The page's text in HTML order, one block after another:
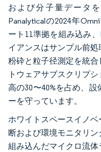
および分子量データ
Panalyticalの2024年
ート11準拠を組み込み
イアンスはサンプル前
粉砕と粒子径測定を統
トウェアサブスクリプ
高の30〜40%を占め、
ーを守っています。
ホワイトスペースイノ
断および環境モニタリ
組み込んだマイクロ流